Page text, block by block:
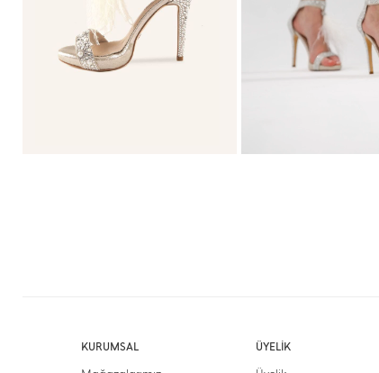
KURUMSAL ÜYELİK